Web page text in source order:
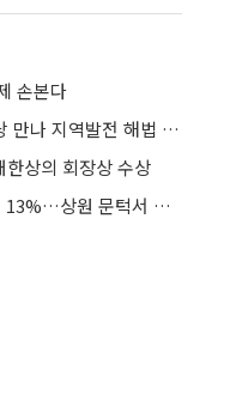
손본다
“지역 소멸 막자”…대한상의·민주당 만나 지역발전 해법 토론
상의 회장상 수상
美 클래리티 법안 연내 통과 가능성 13%…상원 문턱서 제동